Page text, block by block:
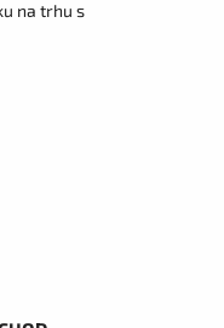
na trhu s